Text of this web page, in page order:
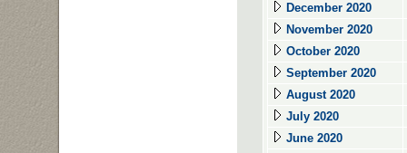
December 2020
November 2020
October 2020
September 2020
August 2020
July 2020
June 2020